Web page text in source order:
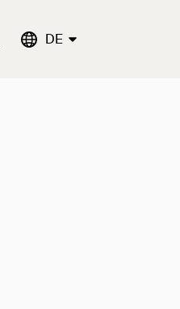
Aktuelle Sprache:
DE